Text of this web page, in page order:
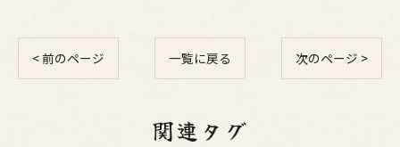
< 前のページ 一覧に戻る 次のページ >
関連タグ